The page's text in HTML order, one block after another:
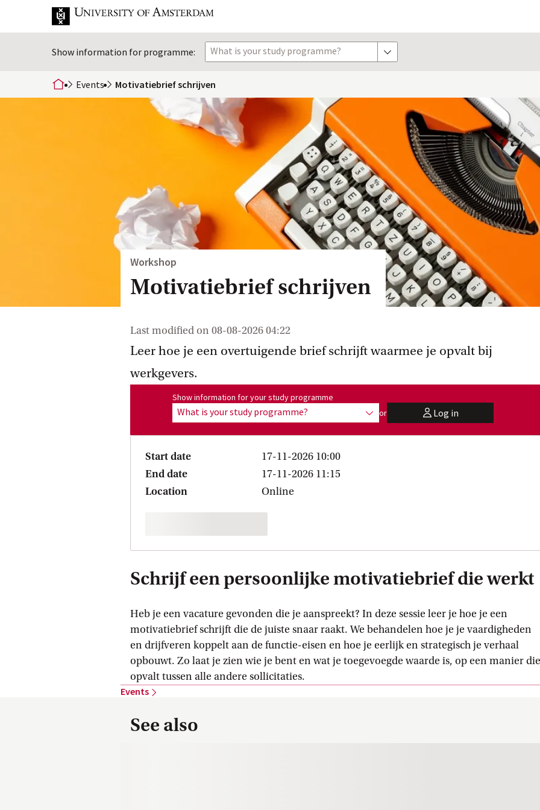
Show information for programme: What is your study programme? show options
home
Events Motivatiebrief schrijven
Workshop
Motivatiebrief schrijven
Last modified on 08-08-2026 04:22
Leer hoe je een overtuigende brief schrijft waarmee je opvalt bij
werkgevers.
Show information for programme:
Show information for your study programme
What is your study programme? show options
or userLog in
Start date
17-11-2026 10:00
End date
17-11-2026 11:15
Location
Online
Schrijf een persoonlijke motivatiebrief die werkt
Heb je een vacature gevonden die je aanspreekt? In deze sessie leer je hoe je een
motivatiebrief schrijft die de juiste snaar raakt. We behandelen hoe je je vaardigheden
en drijfveren koppelt aan de functie-eisen en hoe je eerlijk en strategisch je verhaal
opbouwt. Zo laat je zien wie je bent en wat je toegevoegde waarde is, op een manier die
opvalt tussen alle andere sollicitaties.
Events
See also